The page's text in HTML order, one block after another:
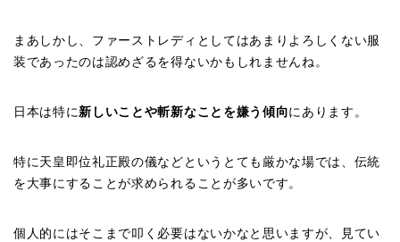
まあしかし、ファーストレディとしてはあまりよろしくない服
装であったのは認めざるを得ないかもしれませんね。
日本は特に 新しいことや斬新なことを嫌う傾向にあります。
特に天皇即位礼正殿の儀などというとても厳かな場では、伝統
を大事にすることが求められることが多いです。
個人的にはそこまで叩く必要はないかなと思いますが、見てい